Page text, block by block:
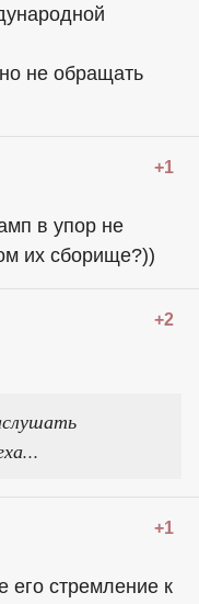
не обращать
+1
в упор не
их сборище?))
+2
+1
его стремление к